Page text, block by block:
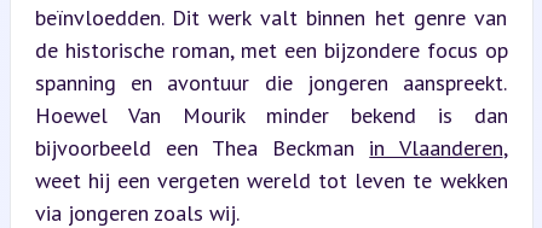
beïnvloedden. Dit werk valt binnen het genre van
de historische roman, met een bijzondere focus op
spanning en avontuur die jongeren aanspreekt.
Hoewel Van Mourik minder bekend is dan
bijvoorbeeld een Thea Beckman in Vlaanderen,
weet hij een vergeten wereld tot leven te wekken
via jongeren zoals wij.